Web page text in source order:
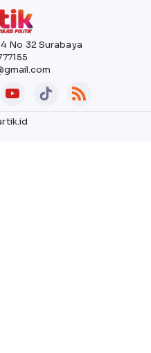
No 32 Surabaya